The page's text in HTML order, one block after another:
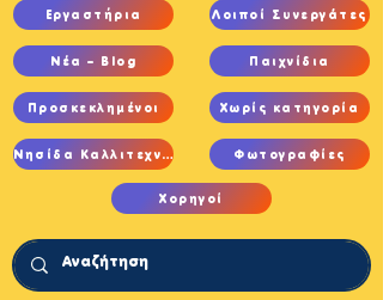
Εργαστήρια
Νέα – Blog
Προσκεκλημένοι
Νησίδα Καλλιτεχνών
Λοιποί Συνεργάτες
Παιχνίδια
Χωρίς κατηγορία
Φωτογραφίες
Χορηγοί